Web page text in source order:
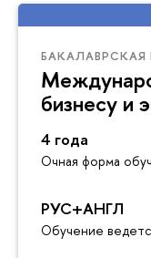
бизнесу и
4 года
Очная форма
РУС+АНГЛ
Обучение